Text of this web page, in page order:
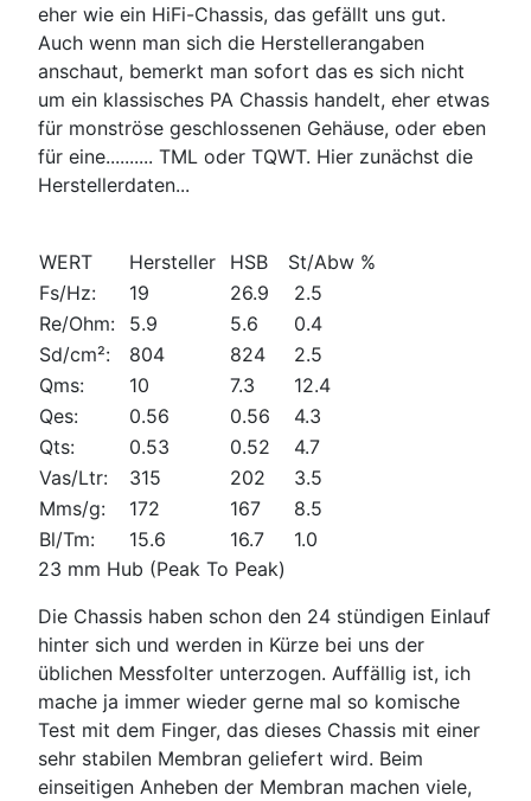
eher wie ein HiFi-Chassis, das gefällt uns gut.
Auch wenn man sich die Herstellerangaben
anschaut, bemerkt man sofort das es sich nicht
um ein klassisches PA Chassis handelt, eher etwas
für monströse geschlossenen Gehäuse, oder eben
für eine.......... TML oder TQWT. Hier zunächst die
Herstellerdaten...
WERT Hersteller HSB
St/Abw %
Fs/Hz:
19 26.9
2.5
Re/Ohm: 5.9 5.6
0.4
Sd/cm²:
804 824
2.5
Qms:
10 7.3
12.4
Qes:
0.56 0.56
4.3
Qts:
0.53 0.52
4.7
Vas/Ltr:
315 202
3.5
Mms/g:
172 167
8.5
Bl/Tm:
15.6 16.7
1.0
23 mm Hub (Peak To Peak)
Die Chassis haben schon den 24 stündigen Einlauf
hinter sich und werden in Kürze bei uns der
üblichen Messfolter unterzogen. Auffällig ist, ich
mache ja immer wieder gerne mal so komische
Test mit dem Finger, das dieses Chassis mit einer
sehr stabilen Membran geliefert wird. Beim
einseitigen Anheben der Membran machen viele,